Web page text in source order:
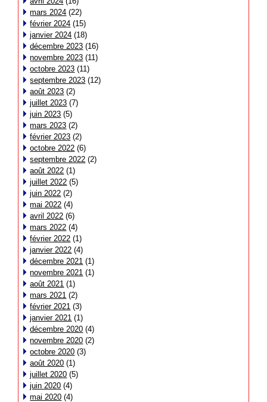
mars 2024 (22)
février 2024 (15)
janvier 2024 (18)
décembre 2023 (16)
novembre 2023 (11)
octobre 2023 (11)
septembre 2023 (12)
août 2023 (2)
juillet 2023 (7)
juin 2023 (5)
mars 2023 (2)
février 2023 (2)
octobre 2022 (6)
septembre 2022 (2)
août 2022 (1)
juillet 2022 (5)
juin 2022 (2)
mai 2022 (4)
avril 2022 (6)
mars 2022 (4)
février 2022 (1)
janvier 2022 (4)
décembre 2021 (1)
novembre 2021 (1)
août 2021 (1)
mars 2021 (2)
février 2021 (3)
janvier 2021 (1)
décembre 2020 (4)
novembre 2020 (2)
octobre 2020 (3)
août 2020 (1)
juillet 2020 (5)
juin 2020 (4)
mai 2020 (4)